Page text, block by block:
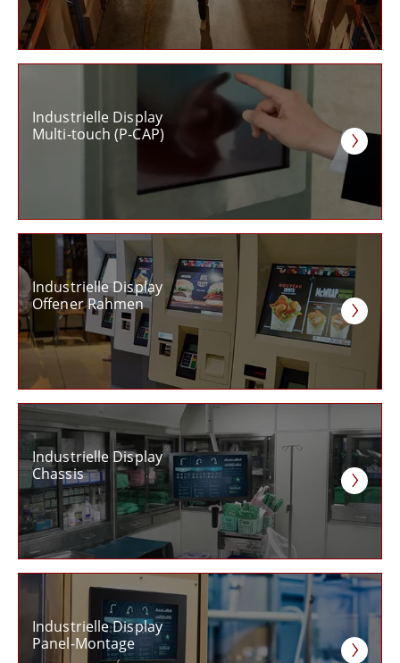
Industrielle Display
Multi-touch (P-CAP)
Industrielle Display
Offener Rahmen
Industrielle Display
Chassis
Industrielle Display
Panel-Montage